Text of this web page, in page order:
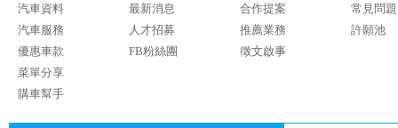
汽車資料
汽車服務
優惠車款
菜單分享
購車幫手
最新消息
人才招募
FB粉絲團
合作提案
推薦業務
徵文啟事
常見問題
許願池